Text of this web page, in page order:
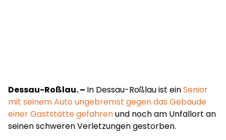
Dessau-Roßlau. – In Dessau-Roßlau ist einSenior
mit seinem Auto ungebremst gegen das Gebäude
einer Gaststätte gefahrenund noch am Unfallort an
seinen schweren Verletzungen gestorben.